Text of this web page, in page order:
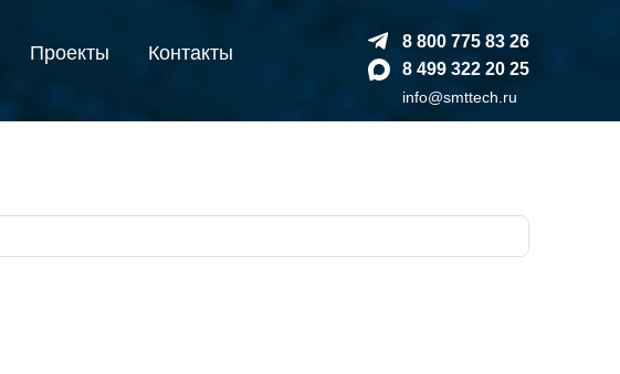
Проекты Контакты
8 800 775 83 26
8 499 322 20 25
info@smttech.ru